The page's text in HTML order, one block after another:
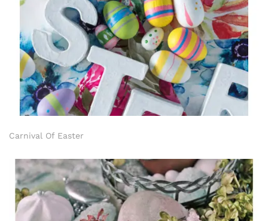
Carnival Of Easter